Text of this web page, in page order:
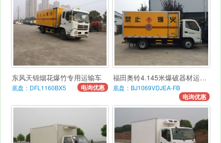
东风天锦烟花爆竹专用运输车
底盘：DFL1160BX5 电询优惠
福田奥铃4.145米爆破器材运输车
底盘：BJ1069VDJEA-FB
电询优惠